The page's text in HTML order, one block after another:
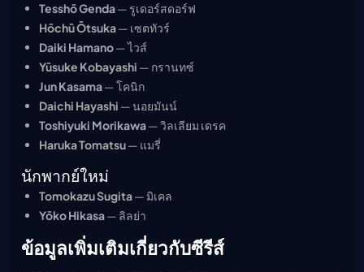
Tesshō Genda— รูเดอร์สดอร์ฟ
Hōchū Ōtsuka— เซตทัวร์
Daiki Hamano— ไวส์
Yūsuke Kobayashi — กรานทซ์
Jun Kasama— โคนิก
Daichi Hayashi — นอยมันน์
Toshiyuki Morikawa— วิลเลียม เดรค
Haruka Tomatsu— แมรี่
นักพากย์ใหม่
Tomokazu Sugita— มิเคล
Yōko Hikasa— ลิลย่า
ข้อมูลเพิ่มเติมเกี่ยวกับซีรีส์